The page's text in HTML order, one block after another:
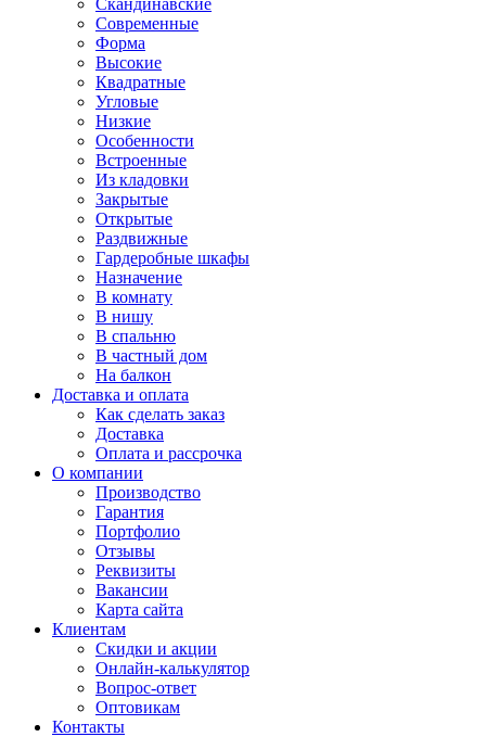
Скандинавские
Современные
Форма
Высокие
Квадратные
Угловые
Низкие
Особенности
Встроенные
Из кладовки
Закрытые
Открытые
Раздвижные
Гардеробные шкафы
Назначение
В комнату
В нишу
В спальню
В частный дом
На балкон
Доставка и оплата
Как сделать заказ
Доставка
Оплата и рассрочка
О компании
Производство
Гарантия
Портфолио
Отзывы
Реквизиты
Вакансии
Карта сайта
Клиентам
Скидки и акции
Онлайн-калькулятор
Вопрос-ответ
Оптовикам
Контакты